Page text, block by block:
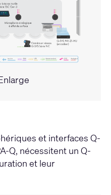
et interfaces Q-
Q, nécessitent un Q-
et leur